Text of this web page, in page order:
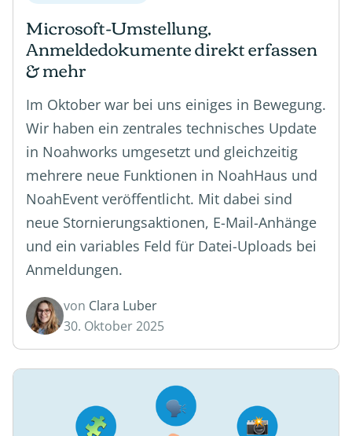
Microsoft-Umstellung,
Anmeldedokumente direkt erfassen
& mehr
Im Oktober war bei uns einiges in Bewegung.
Wir haben ein zentrales technisches Update
in Noahworks umgesetzt und gleichzeitig
mehrere neue Funktionen in NoahHaus und
NoahEvent veröffentlicht. Mit dabei sind
neue Stornierungsaktionen, E-Mail-Anhänge
und ein variables Feld für Datei-Uploads bei
Anmeldungen.
von Clara Luber
30. Oktober 2025